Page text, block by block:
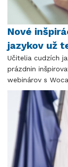
Nové
jazykov už
Učitelia cudzích
prázdnin
webinárov s